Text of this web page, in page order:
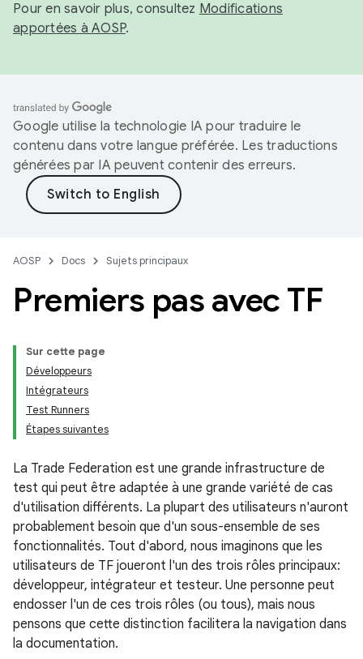
Pour en savoir plus, consultez Modifications
apportées à AOSP.
Google utilise la technologie IA pour traduire le
contenu dans votre langue préférée. Les traductions
générées par IA peuvent contenir des erreurs.
AOSP Docs Sujets principaux
Premiers pas avec TF
Sur cette page
Développeurs
Intégrateurs
Test Runners
Étapes suivantes
La Trade Federation est une grande infrastructure de
test qui peut être adaptée à une grande variété de cas
d'utilisation différents. La plupart des utilisateurs n'auront
probablement besoin que d'un sous-ensemble de ses
fonctionnalités. Tout d'abord, nous imaginons que les
utilisateurs de TF joueront l'un des trois rôles principaux:
développeur, intégrateur et testeur. Une personne peut
endosser l'un de ces trois rôles (ou tous), mais nous
pensons que cette distinction facilitera la navigation dans
la documentation.